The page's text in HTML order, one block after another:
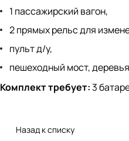
1 пассажирский вагон,
2 прямых рельс для
пульт д/у,
пешеходный мост,
Комплект требует:3
Назад к списку